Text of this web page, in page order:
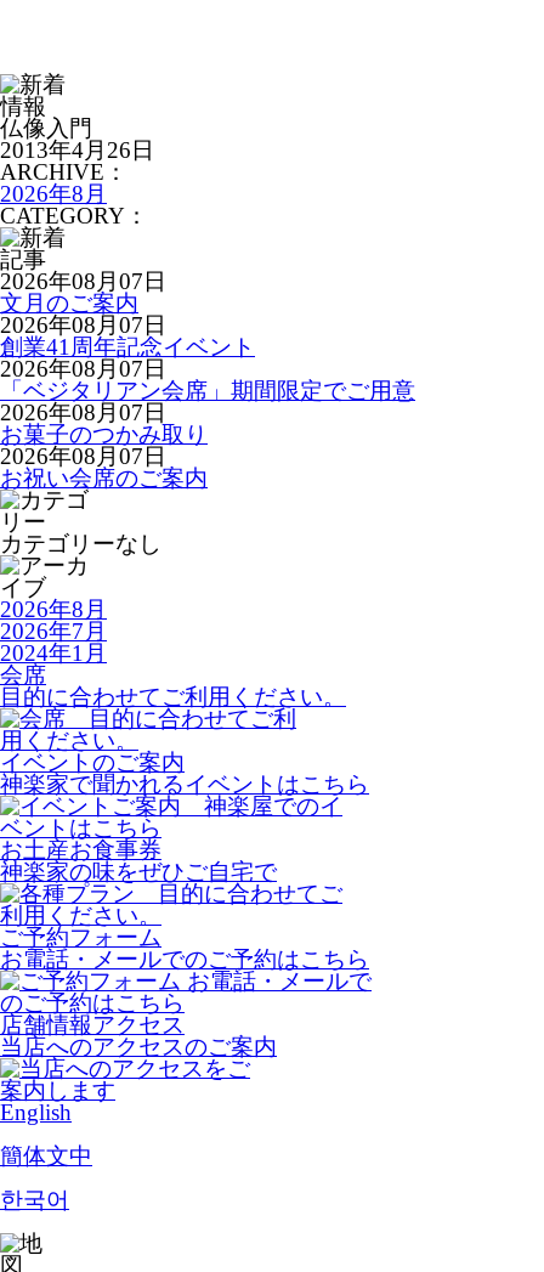
仏像入門
2013年4月26日
ARCHIVE：
2026年8月
CATEGORY：
2026年08月07日
文月のご案内
2026年08月07日
創業41周年記念イベント
2026年08月07日
「ベジタリアン会席」期間限定でご用意
2026年08月07日
お菓子のつかみ取り
2026年08月07日
お祝い会席のご案内
カテゴリーなし
2026年8月
2026年7月
2024年1月
会席
目的に合わせてご利用ください。
イベントのご案内
神楽家で聞かれるイベントはこちら
お土産お食事券
神楽家の味をぜひご自宅で
ご予約フォーム
お電話・メールでのご予約はこちら
店舗情報アクセス
当店へのアクセスのご案内
English
簡体文中
한국어